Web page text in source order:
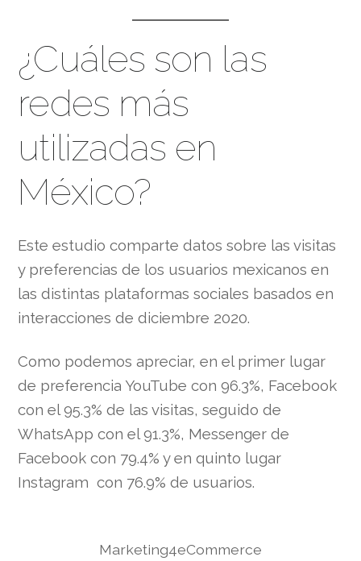
¿Cuáles son las
redes más
utilizadas en
México?
Este estudio comparte datos sobre las visitas
y preferencias de los usuarios mexicanos en
las distintas plataformas sociales basados en
interacciones de diciembre 2020.
Como podemos apreciar, en el primer lugar
de preferencia YouTube con 96.3%, Facebook
con el 95.3% de las visitas, seguido de
WhatsApp con el 91.3%, Messenger de
Facebook con 79.4% y en quinto lugar
Instagram con 76.9% de usuarios.
Marketing4eCommerce